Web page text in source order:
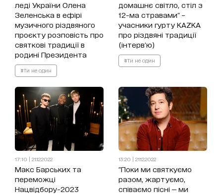
леді України Олена
Зеленська в ефірі
музичного різдвяного
проєкту розповість про
святкові традиції в
родині Президента
#Ти не один
домашнє світло, стіл з
12-ма стравами" –
учасники гурту KAZKA
про різдвяні традиції
(інтерв'ю)
#Ти не один
17:10 | 21.12.2022
Макс Барських та
переможці
Нацвідбору-2023
13:20 | 21.12.2022
"Поки ми святкуємо
разом, жартуємо,
співаємо пісні — ми